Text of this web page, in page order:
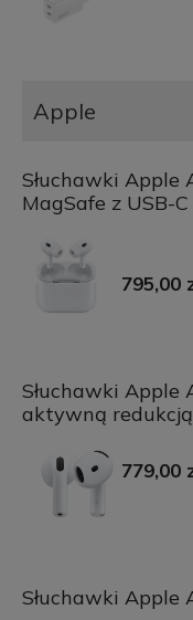
Apple
Słuchawki Apple
MagSafe z USB-C
795,00
Słuchawki Apple
aktywną redukcją
779,00
Słuchawki Apple